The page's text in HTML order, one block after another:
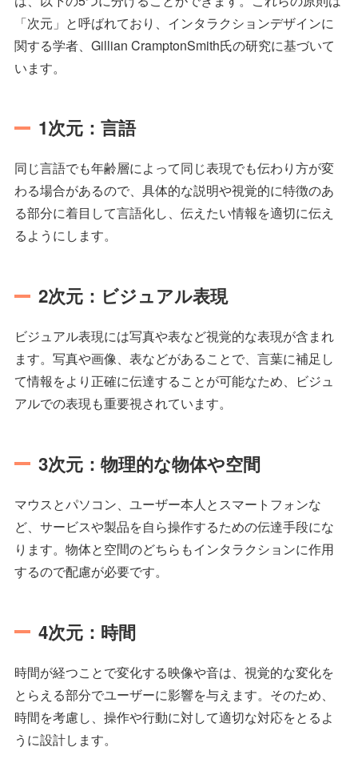
「次元」と呼ばれており、インタラクションデザインに
関する学者、Gillian CramptonSmith氏の研究に基づいて
います。
1次元：言語
同じ言語でも年齢層によって同じ表現でも伝わり方が変
わる場合があるので、具体的な説明や視覚的に特徴のあ
る部分に着目して言語化し、伝えたい情報を適切に伝え
るようにします。
2次元：ビジュアル表現
ビジュアル表現には写真や表など視覚的な表現が含まれ
ます。写真や画像、表などがあることで、言葉に補足し
て情報をより正確に伝達することが可能なため、ビジュ
アルでの表現も重要視されています。
3次元：物理的な物体や空間
マウスとパソコン、ユーザー本人とスマートフォンな
ど、サービスや製品を自ら操作するための伝達手段にな
ります。物体と空間のどちらもインタラクションに作用
するので配慮が必要です。
4次元：時間
時間が経つことで変化する映像や音は、視覚的な変化を
とらえる部分でユーザーに影響を与えます。そのため、
時間を考慮し、操作や行動に対して適切な対応をとるよ
うに設計します。